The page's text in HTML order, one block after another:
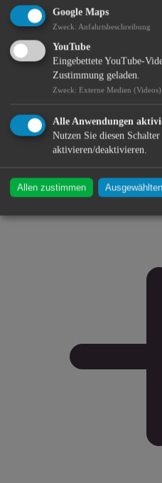
Stadtmuseum
Google Maps
Zweck: Anfahrtsbeschreibung
YouTube
Eingebettete YouTube-
Zustimmung geladen.
Zweck: Externe Medien (Videos)
Alle Anwendungen
Nutzen Sie diesen
aktivieren/deaktivieren.
Allen zustimmen